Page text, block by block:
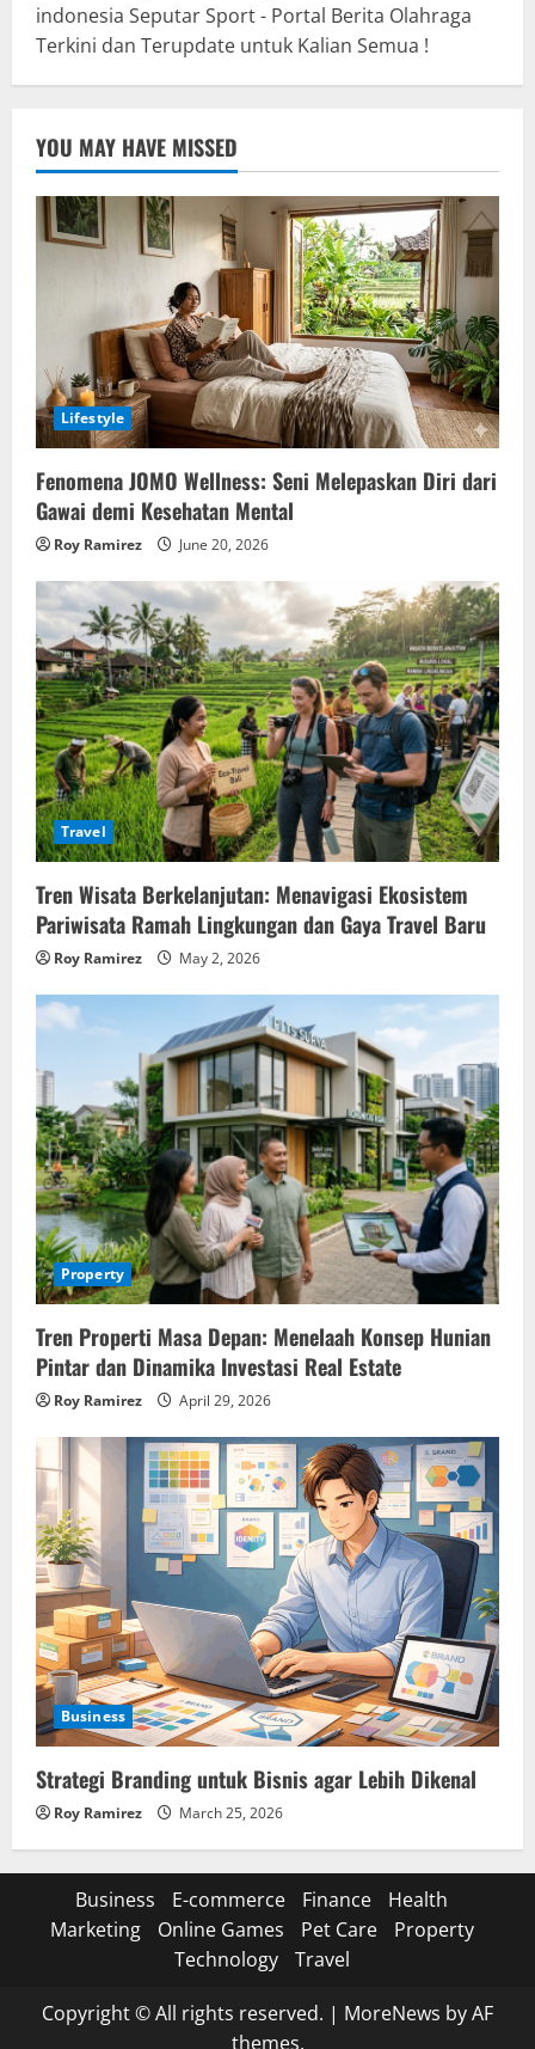
indonesia Seputar Sport - Portal Berita Olahraga
Terkini dan Terupdate untuk Kalian Semua !
YOU MAY HAVE MISSED
Lifestyle
Fenomena JOMO Wellness: Seni Melepaskan Diri dari
Gawai demi Kesehatan Mental
Roy Ramirez June 20, 2026
Travel
Tren Wisata Berkelanjutan: Menavigasi Ekosistem
Pariwisata Ramah Lingkungan dan Gaya Travel Baru
Roy Ramirez May 2, 2026
Property
Tren Properti Masa Depan: Menelaah Konsep Hunian
Pintar dan Dinamika Investasi Real Estate
Roy Ramirez April 29, 2026
Business
Strategi Branding untuk Bisnis agar Lebih Dikenal
Roy Ramirez March 25, 2026
Business E-commerce Finance
Health
Marketing
Online Games Pet Care
Property
Technology
Travel
Copyright © All rights reserved. | MoreNews by AF
themes.